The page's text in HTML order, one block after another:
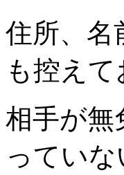
住所、名
も控え
相手が無
ってい